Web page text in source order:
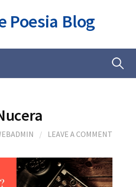
Poesia Blog
Ricerca
/ LEAVE A COMMENT